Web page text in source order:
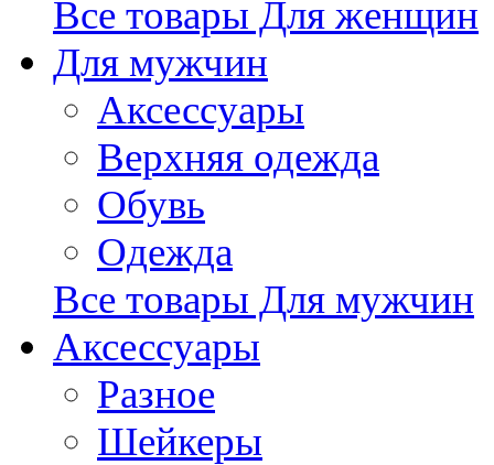
Все товары Для женщин
Для мужчин
Аксессуары
Верхняя одежда
Обувь
Одежда
Все товары Для мужчин
Аксессуары
Разное
Шейкеры